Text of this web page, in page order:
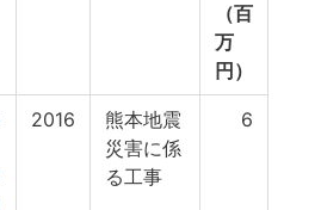
（百
万
円）
2016
熊本地震
災害に係
る工事
6